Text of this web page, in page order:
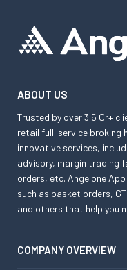
ABOUT US
Trusted by over 3.5 Cr+
retail full-service broking
innovative services,
advisory, margin trading
orders, etc. Angelone
such as basket orders,
and others that help you
COMPANY OVERVIEW